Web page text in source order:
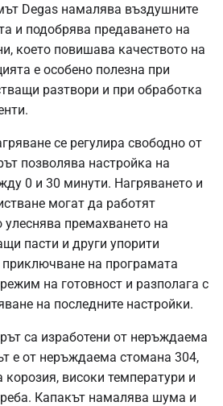
Degas намалява въздушните
и подобрява предаването на
което повишава качеството на
е особено полезна при
разтвори и при обработка
се регулира свободно от
позволява настройка на
0 и 30 минути. Нагряването и
могат да работят
премахването на
пасти и други упорити
на програмата
на готовност и разполага с
на последните настройки.
са изработени от неръждаема
е от неръждаема стомана 304,
корозия, високи температури и
Капакът намалява шума и